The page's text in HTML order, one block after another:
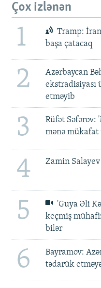
Çox izlənən
1
Tramp:
başa çatacaq
2
Azərbaycan
ekstradisiyası
etməyib
3
Rüfət Səfərov:
mənə mükafat
4 Zamin Salayev
5
'Guya Əli
keçmiş
bilər
6
Bayramov:
tədarük